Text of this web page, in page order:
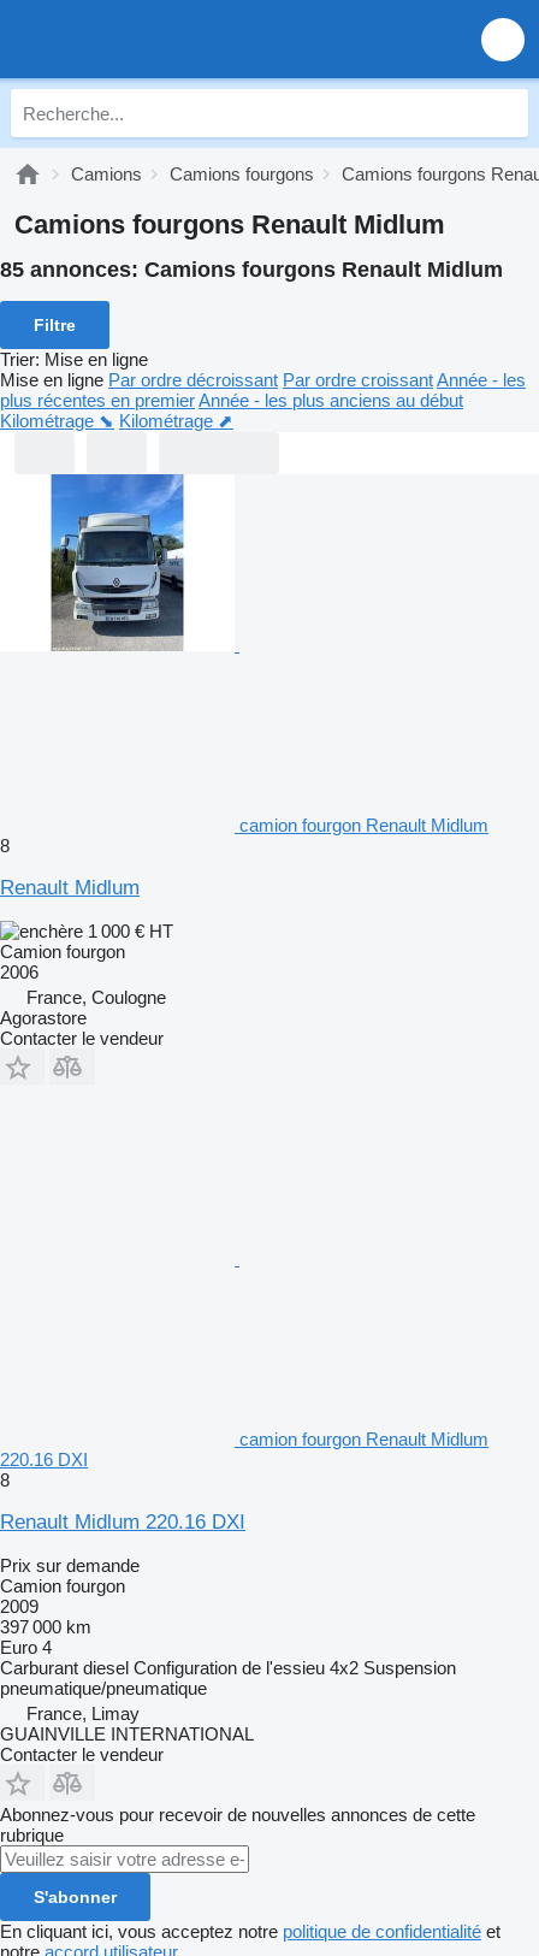
Camions Camions fourgons Camions fourgons
Camions fourgons Renault Midlum
85 annonces: Camions fourgons Renault Midlum
Filtre
Trier: Mise en ligne
Mise en ligne Par ordre décroissant Par ordre croissantAnnée - les
plus récentes en premierAnnée - les plus anciens au début
Kilométrage ⬊ Kilométrage ⬈
camion fourgon Renault Midlum
8
Renault Midlum
1 000 € HT
Camion fourgon
2006
France, Coulogne
Agorastore
Contacter le vendeur
camion fourgon Renault Midlum
220.16 DXI
8
Renault Midlum 220.16 DXI
Prix sur demande
Camion fourgon
2009
397 000 km
Euro 4
Carburant diesel Configuration de l'essieu 4x2 Suspension
pneumatique/pneumatique
France, Limay
GUAINVILLE INTERNATIONAL
Contacter le vendeur
Abonnez-vous pour recevoir de nouvelles annonces de cette
rubrique
S'abonner
En cliquant ici, vous acceptez notre politique de confidentialité et
notre accord utilisateur.